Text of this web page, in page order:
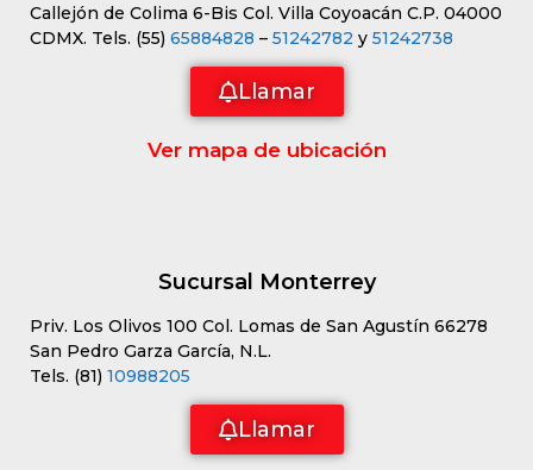
Callejón de Colima 6-Bis Col. Villa Coyoacán C.P. 04000
CDMX. Tels. (55) 65884828 – 51242782 y 51242738
Llamar
Ver mapa de ubicación
Sucursal Monterrey
Priv. Los Olivos 100 Col. Lomas de San Agustín 66278
San Pedro Garza García, N.L.
Tels. (81) 10988205
Llamar